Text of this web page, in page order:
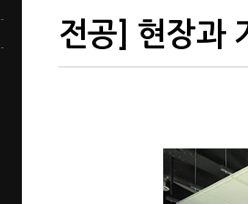
전공] 현장과